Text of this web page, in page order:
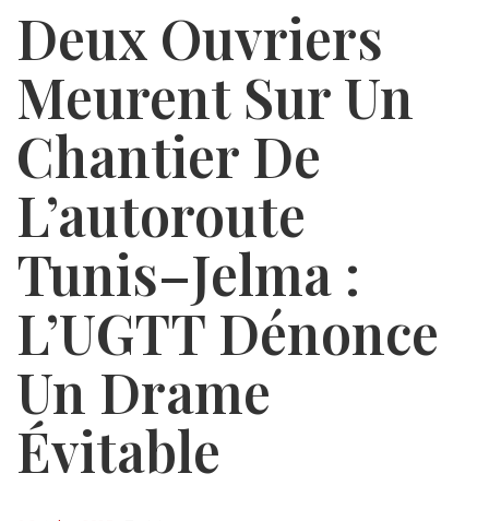
Deux Ouvriers
Meurent Sur Un
Chantier De
L’autoroute
Tunis–Jelma :
L’UGTT Dénonce
Un Drame
Évitable